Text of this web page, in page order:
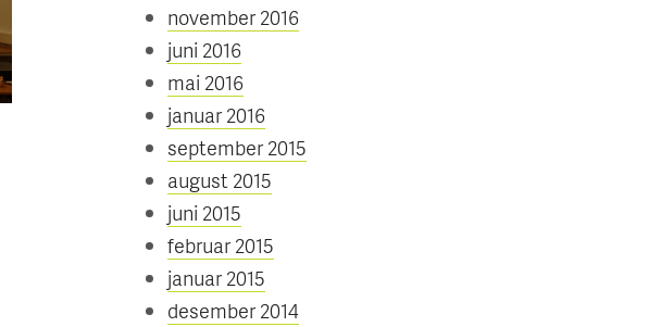
november 2016
juni 2016
mai 2016
januar 2016
september 2015
august 2015
juni 2015
februar 2015
januar 2015
desember 2014